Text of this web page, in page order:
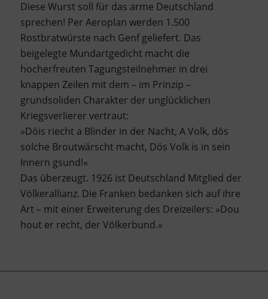
Diese Wurst soll für das arme Deutschland
sprechen! Per Aeroplan werden 1.500
Rostbratwürste nach Genf geliefert. Das
beigelegte Mundartgedicht macht die
hocherfreuten Tagungsteilnehmer in drei
knappen Zeilen mit dem – im Prinzip –
grundsoliden Charakter der unglücklichen
Kriegsverlierer vertraut:
»Döis riecht a Blinder in der Nacht, A Volk, dös
solche Broutwärscht macht, Dös Volk is in sein
Innern gsund!«
Das überzeugt. 1926 ist Deutschland Mitglied der
Völkerallianz. Die Franken bedanken sich auf ihre
Art – mit einer Erweiterung des Dreizeilers: »Dou
hout er recht, der Völkerbund.«